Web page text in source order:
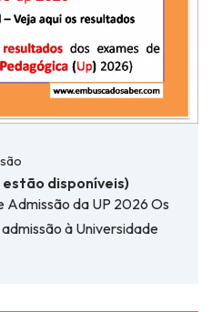
disponíveis)
Admissão da UP 2026 Os
à Universidade